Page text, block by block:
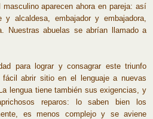
aparecen ahora en pareja: así
alcaldesa, embajador y embajadora,
Nuestras abuelas se abrían llamado a
para lograr y consagrar este triunfo
abrir sitio en el lenguaje a nuevas
lengua tiene también sus exigencias, y
reparos: lo saben bien los
es menos complejo y se aviene